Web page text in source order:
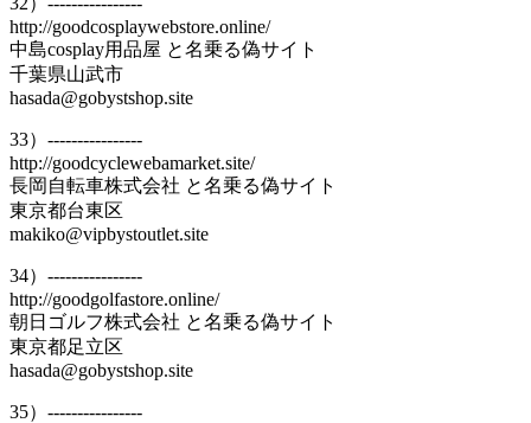
http://goodcosplaywebstore.online/
中島cosplay用品屋 と名乗る偽サイト
千葉県山武市
hasada@gobystshop.site
33）----------------
http://goodcyclewebamarket.site/
長岡自転車株式会社 と名乗る偽サイト
東京都台東区
makiko@vipbystoutlet.site
34）----------------
http://goodgolfastore.online/
朝日ゴルフ株式会社 と名乗る偽サイト
東京都足立区
hasada@gobystshop.site
35）----------------